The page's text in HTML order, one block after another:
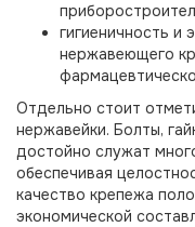
гигиеничность и
нержавеющего
Отдельно стоит
нержавейки. Болты,
достойно служат
обеспечивая
качество крепежа
экономической